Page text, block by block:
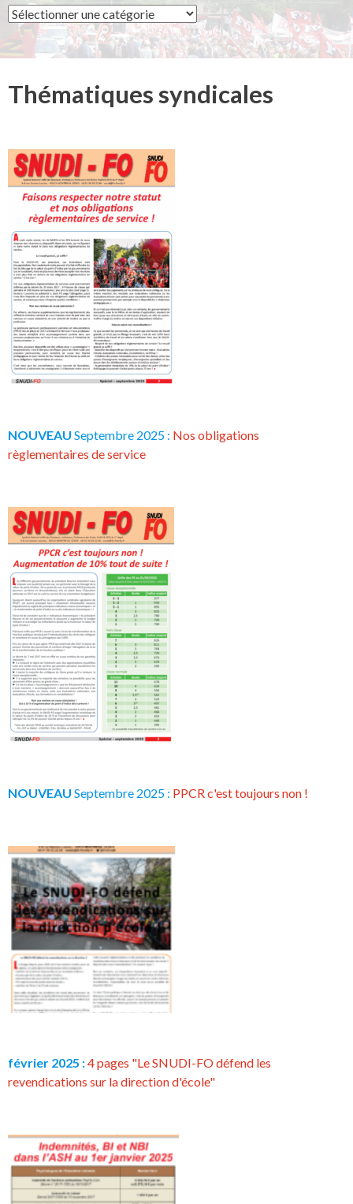
Syndicat
Thématiques syndicales
NOUVEAU Septembre 2025 : Nos obligations
règlementaires de service
NOUVEAU Septembre 2025 : PPCR c'est toujours non !
février 2025 :4 pages "Le SNUDI-FO défend les
revendications sur la direction d'école"